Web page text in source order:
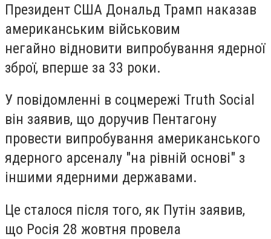
Президент США Дональд Трамп наказав
американським військовим
негайно відновити випробування ядерної
зброї, вперше за 33 роки.
У повідомленні в соцмережі Truth Social
він заявив, що доручив Пентагону
провести випробування американського
ядерного арсеналу "на рівній основі" з
іншими ядерними державами.
Це сталося після того, як Путін заявив,
що Росія 28 жовтня провела